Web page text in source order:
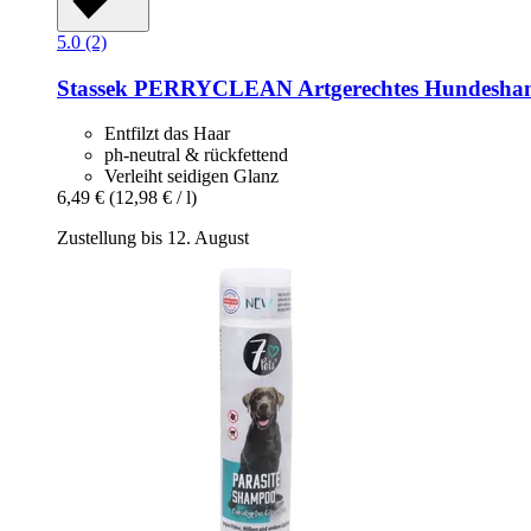
5.0 (2)
Stassek PERRYCLEAN Artgerechtes
Entfilzt das Haar
ph-neutral & rückfettend
Verleiht seidigen Glanz
6,49 € (12,98 € / l)
Zustellung bis 12. August